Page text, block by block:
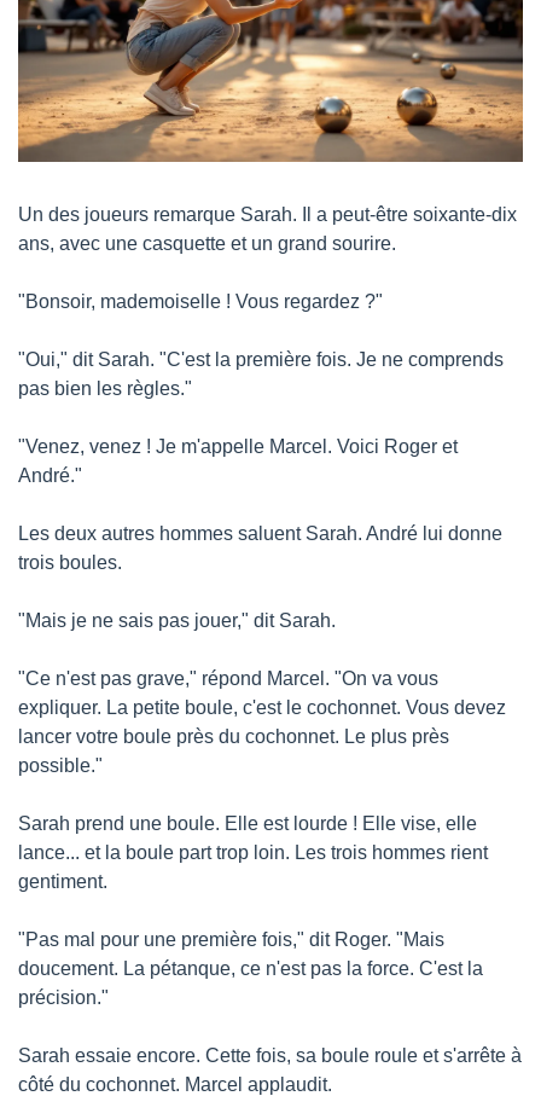
Un des joueurs remarque Sarah. Il a peut-être soixante-dix
ans, avec une casquette et un grand sourire.
"Bonsoir, mademoiselle ! Vous regardez ?"
"Oui," dit Sarah. "C'est la première fois. Je ne comprends
pas bien les règles."
"Venez, venez ! Je m'appelle Marcel. Voici Roger et
André."
Les deux autres hommes saluent Sarah. André lui donne
trois boules.
"Mais je ne sais pas jouer," dit Sarah.
"Ce n'est pas grave," répond Marcel. "On va vous
expliquer. La petite boule, c'est le cochonnet. Vous devez
lancer votre boule près du cochonnet. Le plus près
possible."
Sarah prend une boule. Elle est lourde ! Elle vise, elle
lance... et la boule part trop loin. Les trois hommes rient
gentiment.
"Pas mal pour une première fois," dit Roger. "Mais
doucement. La pétanque, ce n'est pas la force. C'est la
précision."
Sarah essaie encore. Cette fois, sa boule roule et s'arrête à
côté du cochonnet. Marcel applaudit.